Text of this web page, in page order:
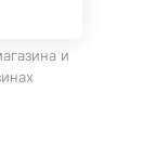
и